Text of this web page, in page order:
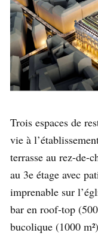
Trois espaces de
vie à
terrasse au rez-de-
au 3e étage avec
imprenable sur
bar en roof-top
bucolique (1000